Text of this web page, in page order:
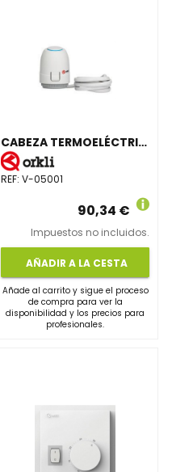
CABEZA TERMOELÉCTRICA M30x1,5NC 230V MICRO
REF:V-05001
90,34 €
Impuestos no incluidos.
AÑADIR A LA CESTA
Añade al carrito y sigue el proceso
de compra para ver la
disponibilidad y los precios para
profesionales.